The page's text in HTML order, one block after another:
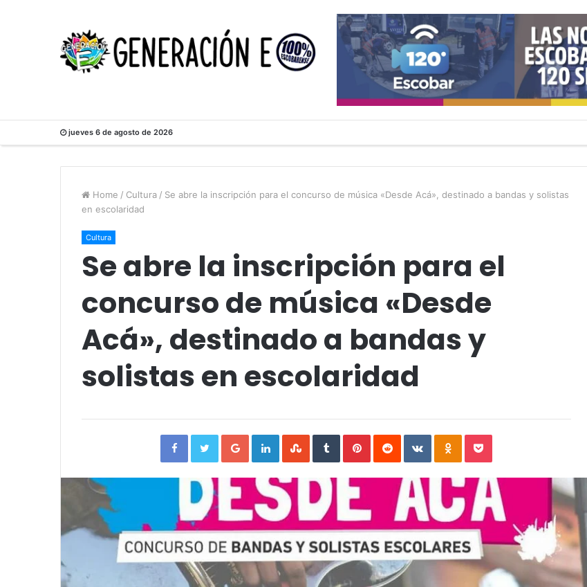
jueves 6 de agosto de 2026
Home / Cultura / Se abre la inscripción para el concurso de música «Desde Acá», destinado a bandas y solistas
en escolaridad
Cultura
Se abre la inscripción para el
concurso de música «Desde
Acá», destinado a bandas y
solistas en escolaridad
FacebookTwitterGoogle+LinkedInStumbleUpon
TumblrPinterestReddit VKontakteOdnoklassniki
Pocket